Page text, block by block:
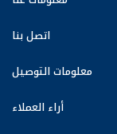
اتصل بنا
معلومات التوصيل
أراء العملاء